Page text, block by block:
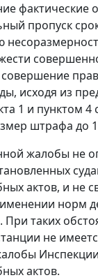
фактические
пропуск
исходя из
1 и пунктом 4
штрафа до
жалобы не
актов, и не
норм
При таких
не
актов.